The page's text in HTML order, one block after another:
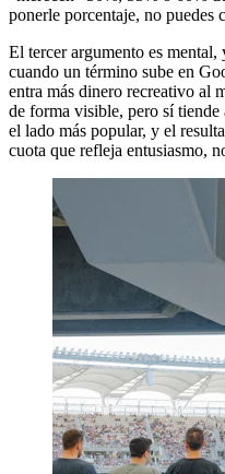
ponerle porcentaje, no puedes
El tercer argumento es mental,
cuando un término sube en
entra más dinero recreativo al
de forma visible, pero sí
el lado más popular, y el
cuota que refleja entusiasmo,